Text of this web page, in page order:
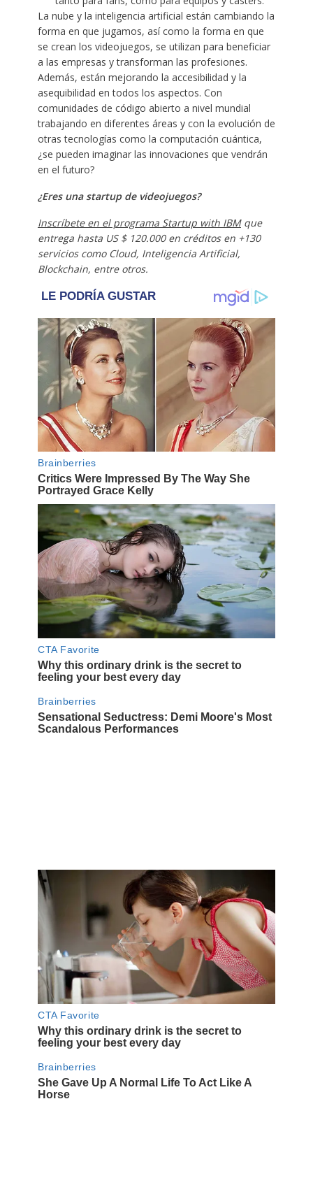
La nube y la inteligencia artificial están cambiando la
forma en que jugamos, así como la forma en que
se crean los videojuegos, se utilizan para beneficiar
a las empresas y transforman las profesiones.
Además, están mejorando la accesibilidad y la
asequibilidad en todos los aspectos. Con
comunidades de código abierto a nivel mundial
trabajando en diferentes áreas y con la evolución de
otras tecnologías como la computación cuántica,
¿se pueden imaginar las innovaciones que vendrán
en el futuro?
¿Eres una startup de videojuegos?
Inscríbete en el programa Startup with IBMque
entrega hasta US $ 120.000 en créditos en +130
servicios como Cloud, Inteligencia Artificial,
Blockchain, entre otros.